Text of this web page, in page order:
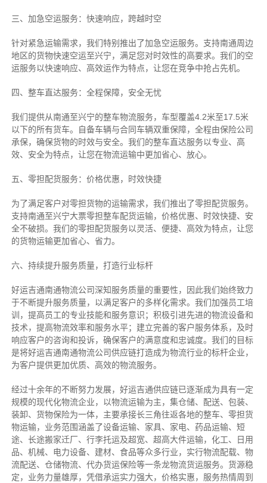
三、加急空运服务：快速响应，跨越时空
针对紧急运输需求，我们特别推出了加急空运服务。支持南通周边
地区的货物快速空运至兴宁，满足您对时效性的高要求。我们的空
运服务以快速响应、高效运作为特点，让您在竞争中抢占先机。
四、整车直达服务：全程保障，安全无忧
我们提供从南通至兴宁的整车物流服务，车型覆盖4.2米至17.5米
以下的所有货车。自备车辆与合同车辆双重保障，全程由保险公司
承保，确保货物的时效与安全。我们的整车直达服务以专业、高
效、安全为特点，让您在物流运输中更加省心、放心。
五、零担配货服务：价格优惠，时效快捷
为了满足客户对零担货物的运输需求，我们推出了零担配货服务。
支持南通至兴宁大票零担整车配货运输，价格优惠、时效快捷、安
全不破损。我们的零担配货服务以灵活、便捷、高效为特点，让您
的货物运输更加省心、省力。
六、持续提升服务质量，打造行业标杆
好运吉通南通物流公司深知服务质量的重要性，因此我们始终致力
于不断提升服务质量，以满足客户的多样化需求。我们加强员工培
训，提高员工的专业技能和服务意识；积极引进先进的物流设备和
技术，提高物流效率和服务水平；建立完善的客户服务体系，及时
响应客户的咨询和投诉，确保客户的满意度和忠诚度。我们的目标
是将好运吉通南通物流公司供应链打造成为物流行业的标杆企业，
为客户提供更加优质、高效的物流服务。
经过十余年的不断努力发展，好运吉通供应链已逐渐成为具有一定
规模的现代化物流企业，以物流运输为主，集仓储、配送、包装、
装卸、货物保险为一体，主要承接长三角往返各地的整车、零担货
物运输，业务范围涵盖了设备运输、家具、家电、药品运输、短
途、长途搬家迁厂、行李托运及超宽、超高大件运输，化工、日用
品、机械、电力设备、建材、食品等众多行业，实行物流配载、物
流配送、仓储物流、代办货运保险等一条龙物流货运服务。货源稳
定，业务力量雄厚，凭借承运实力强大，价格实惠，服务热情周到